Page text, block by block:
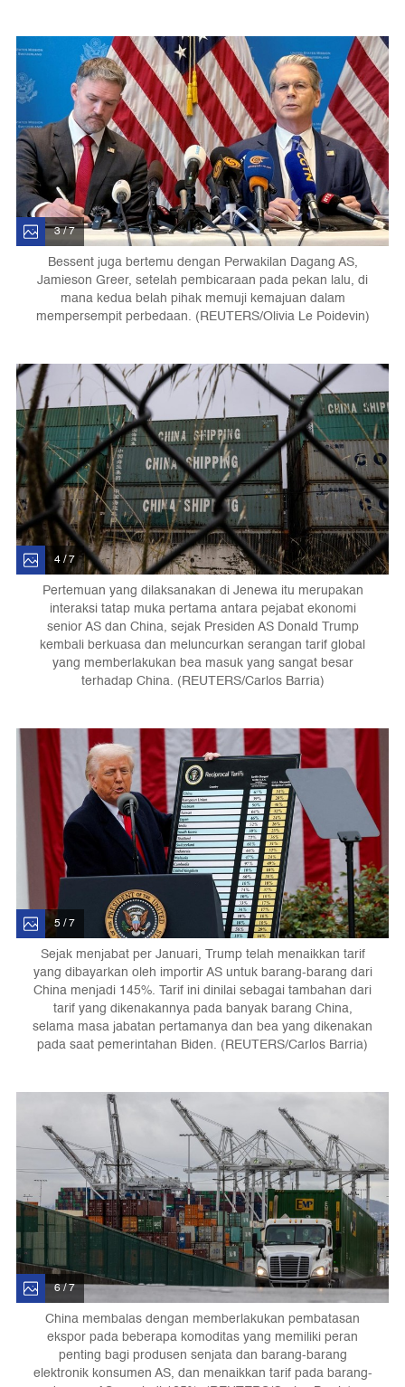
3 / 7
Bessent juga bertemu dengan Perwakilan Dagang AS,
Jamieson Greer, setelah pembicaraan pada pekan lalu, di
mana kedua belah pihak memuji kemajuan dalam
mempersempit perbedaan. (REUTERS/Olivia Le Poidevin)
4 / 7
Pertemuan yang dilaksanakan di Jenewa itu merupakan
interaksi tatap muka pertama antara pejabat ekonomi
senior AS dan China, sejak Presiden AS Donald Trump
kembali berkuasa dan meluncurkan serangan tarif global
yang memberlakukan bea masuk yang sangat besar
terhadap China. (REUTERS/Carlos Barria)
5 / 7
Sejak menjabat per Januari, Trump telah menaikkan tarif
yang dibayarkan oleh importir AS untuk barang-barang dari
China menjadi 145%. Tarif ini dinilai sebagai tambahan dari
tarif yang dikenakannya pada banyak barang China,
selama masa jabatan pertamanya dan bea yang dikenakan
pada saat pemerintahan Biden. (REUTERS/Carlos Barria)
6 / 7
China membalas dengan memberlakukan pembatasan
ekspor pada beberapa komoditas yang memiliki peran
penting bagi produsen senjata dan barang-barang
elektronik konsumen AS, dan menaikkan tarif pada barang-